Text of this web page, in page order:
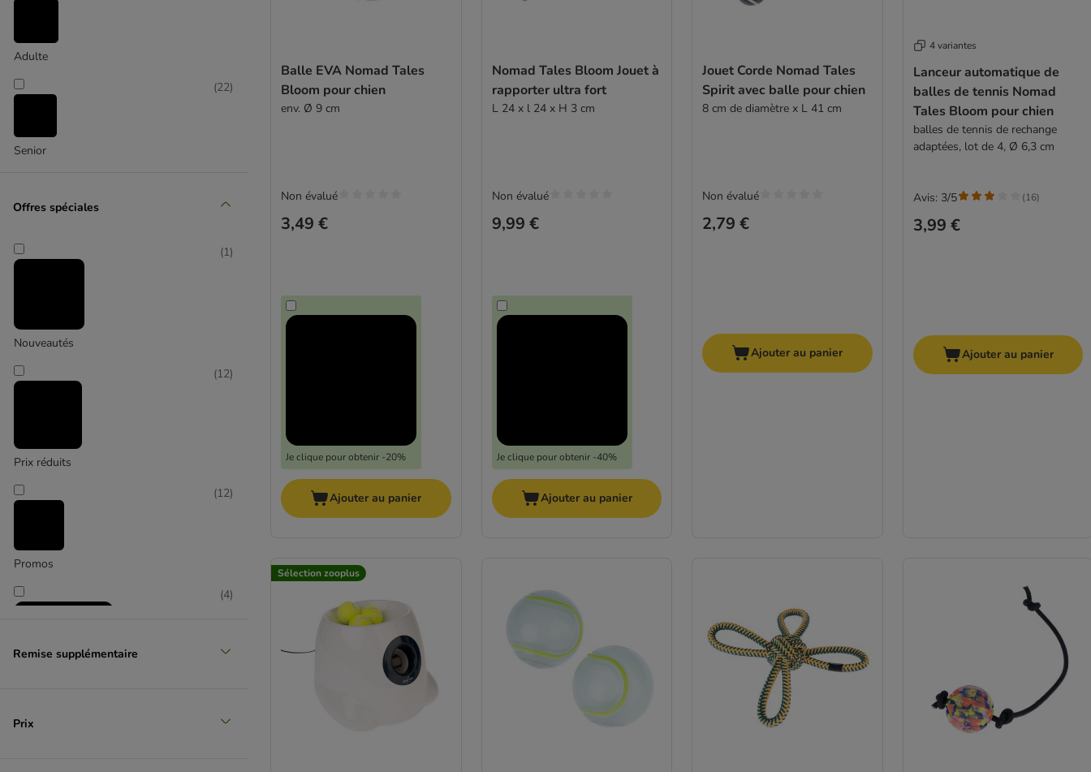
Adulte
Senior
(22)
Offres spéciales
Nouveautés
(1)
Prix réduits
(12)
Promos
(12)
(4)
Remise supplémentaire
Prix
Balle EVA Nomad Tales
Bloom pour chien
env. Ø 9 cm
3,49 €
Je clique pour obtenir -20%
Non évalué
Ajouter au panier
Nomad Tales Bloom Jouet à
rapporter ultra fort
L 24 x l 24 x H 3 cm
9,99 €
Je clique pour obtenir -40%
Non évalué
Ajouter au panier
Jouet Corde Nomad Tales
Spirit avec balle pour chien
8 cm de diamètre x L 41 cm
2,79 €
Non évalué
Ajouter au panier
4 variantes
Lanceur automatique de
balles de tennis Nomad
Tales Bloom pour chien
balles de tennis de rechange
adaptées, lot de 4, Ø 6,3 cm
3,99 €
Avis: 3/5 (16)
Ajouter au panier
Sélection zooplus